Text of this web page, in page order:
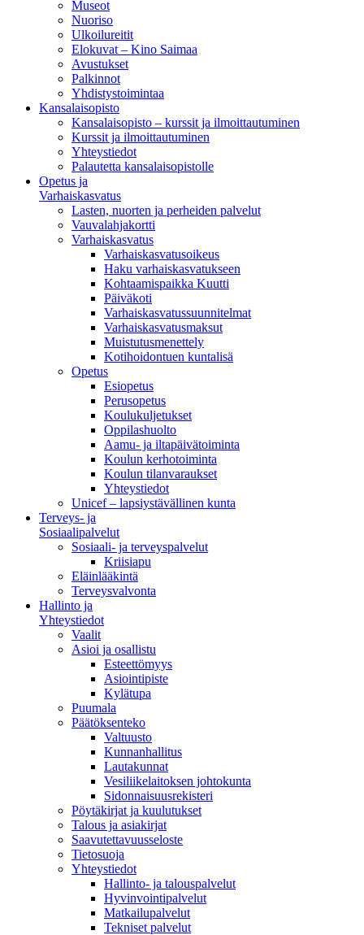
Museot
Nuoriso
Ulkoilureitit
Elokuvat – Kino Saimaa
Avustukset
Palkinnot
Yhdistystoimintaa
Kansalaisopisto
Kansalaisopisto – kurssit ja ilmoittautuminen
Kurssit ja ilmoittautuminen
Yhteystiedot
Palautetta kansalaisopistolle
Opetus ja
Varhaiskasvatus
Lasten, nuorten ja perheiden palvelut
Vauvalahjakortti
Varhaiskasvatus
Varhaiskasvatusoikeus
Haku varhaiskasvatukseen
Kohtaamispaikka Kuutti
Päiväkoti
Varhaiskasvatussuunnitelmat
Varhaiskasvatusmaksut
Muistutusmenettely
Kotihoidontuen kuntalisä
Opetus
Esiopetus
Perusopetus
Koulukuljetukset
Oppilashuolto
Aamu- ja iltapäivätoiminta
Koulun kerhotoiminta
Koulun tilanvaraukset
Yhteystiedot
Unicef – lapsiystävällinen kunta
Terveys- ja
Sosiaalipalvelut
Sosiaali- ja terveyspalvelut
Kriisiapu
Eläinlääkintä
Terveysvalvonta
Hallinto ja
Yhteystiedot
Vaalit
Asioi ja osallistu
Esteettömyys
Asiointipiste
Kylätupa
Puumala
Päätöksenteko
Valtuusto
Kunnanhallitus
Lautakunnat
Vesiliikelaitoksen johtokunta
Sidonnaisuusrekisteri
Pöytäkirjat ja kuulutukset
Talous ja asiakirjat
Saavutettavuusseloste
Tietosuoja
Yhteystiedot
Hallinto- ja talouspalvelut
Hyvinvointipalvelut
Matkailupalvelut
Tekniset palvelut